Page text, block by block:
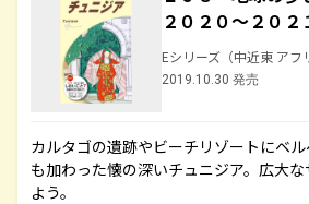
２０２０～２０２
Eシリーズ（中近東 ア
2019.10.30 発売
カルタゴの遺跡やビーチリゾートにベ
も加わった懐の深いチュニジア。広大
よう。